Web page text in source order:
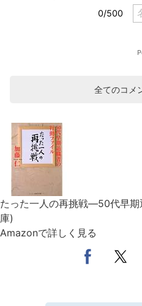
全てのコメ
たった一人の再挑戦―50代早
庫)
Amazonで詳しく見る